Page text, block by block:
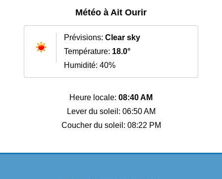
Météo à Ait Ourir
Prévisions: Clear sky
Température: 18.0°
Humidité: 40%
Heure locale: 08:40 AM
Lever du soleil: 06:50 AM
Coucher du soleil: 08:22 PM